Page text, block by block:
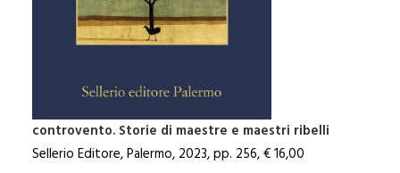
controvento. Storie di maestre e maestri ribelli
Sellerio Editore, Palermo, 2023, pp. 256, € 16,00